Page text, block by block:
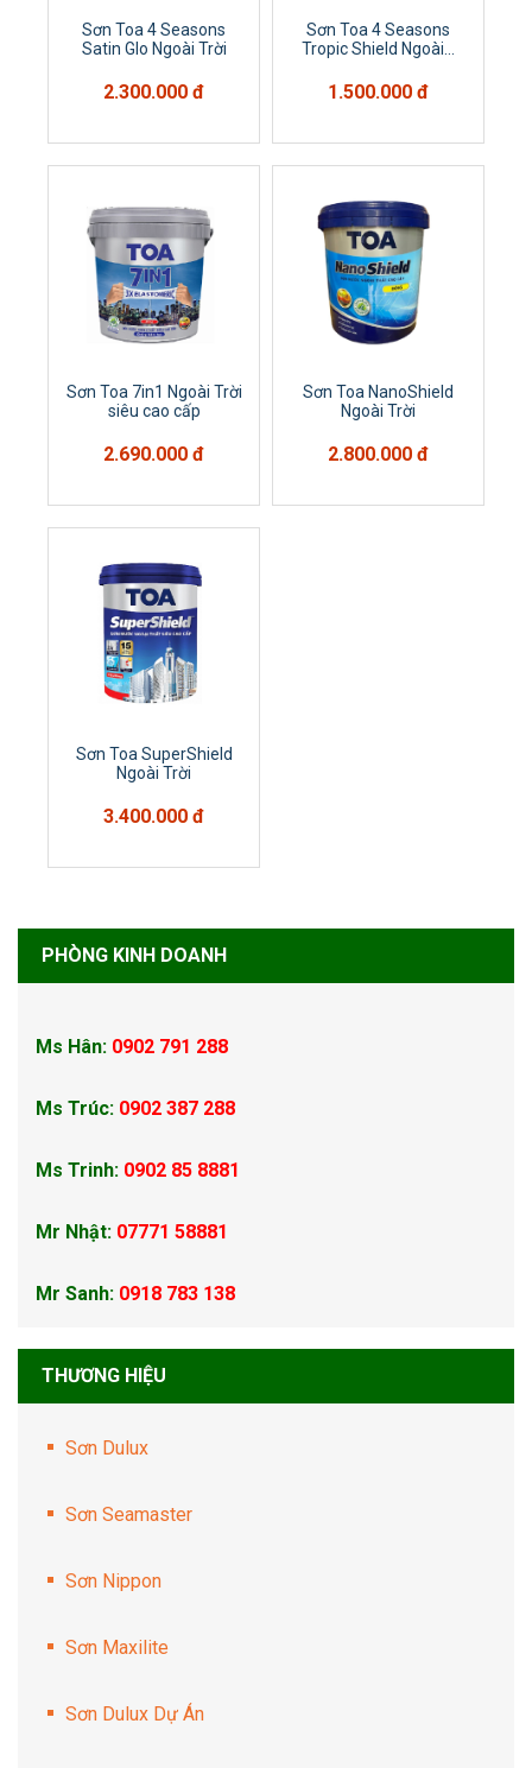
Sơn Toa 4 Seasons
Satin Glo Ngoài Trời
2.300.000 đ
Sơn Toa 4 Seasons
Tropic Shield Ngoài...
1.500.000 đ
Sơn Toa 7in1 Ngoài Trời
siêu cao cấp
2.690.000 đ
Sơn Toa NanoShield
Ngoài Trời
2.800.000 đ
Sơn Toa SuperShield
Ngoài Trời
3.400.000 đ
PHÒNG KINH DOANH
Ms Hân: 0902 791 288
Ms Trúc: 0902 387 288
Ms Trinh: 0902 85 8881
Mr Nhật: 07771 58881
Mr Sanh: 0918 783 138
THƯƠNG HIỆU
Sơn Dulux
Sơn Seamaster
Sơn Nippon
Sơn Maxilite
Sơn Dulux Dự Án